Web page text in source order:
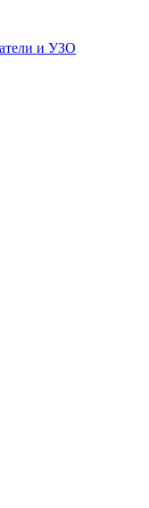
и УЗО